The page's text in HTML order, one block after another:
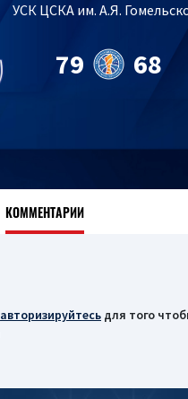
УСК ЦСКА им. А.Я.
79 68
КОММЕНТАРИИ
авторизируйтесь для того